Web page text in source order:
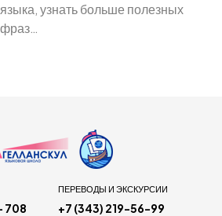
языка, узнать больше полезных
фраз…
708
ПЕРЕВОДЫ И ЭКСКУРСИИ
+7 (343) 219-56-99